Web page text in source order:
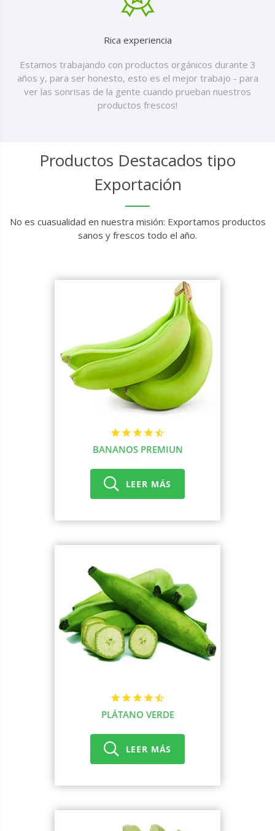
Rica experiencia
Estamos trabajando con productos orgánicos durante 3
años y, para ser honesto, esto es el mejor trabajo - para
ver las sonrisas de la gente cuando prueban nuestros
productos frescos!
Productos Destacados tipo
Exportación
No es cuasualidad en nuestra misión: Exportamos productos
sanos y frescos todo el año.
BANANOS PREMIUN
LEER MÁS
PLÁTANO VERDE
LEER MÁS